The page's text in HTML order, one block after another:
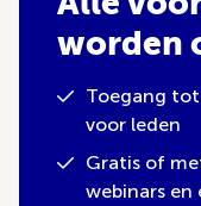
worden
Toegang tot
voor leden
Gratis of
webinars en